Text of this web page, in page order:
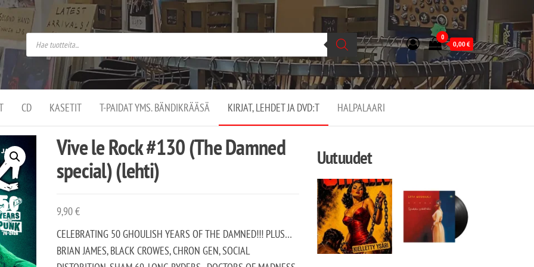
–
on
0
0,00€
CD KASETIT T-PAIDAT YMS. BÄNDIKRÄÄSÄ KIRJAT, LEHDET JA DVD:T HALPALAARI
Vive le Rock #130 (The Damned
special) (lehti)
9,90€
CELEBRATING 50 GHOULISH YEARS OF THE DAMNED!!! PLUS…
BRIAN JAMES, BLACK CROWES, CHRON GEN, SOCIAL
Uutuudet